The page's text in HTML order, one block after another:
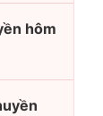
hôm